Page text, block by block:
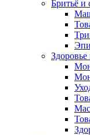
Бритьё и
Здоровье